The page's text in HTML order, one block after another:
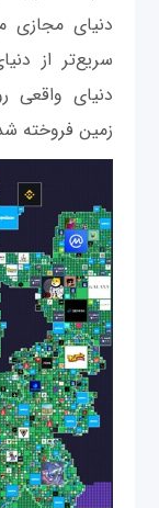
دنیای مجازی
سریع‌تر از
زمین فروخته